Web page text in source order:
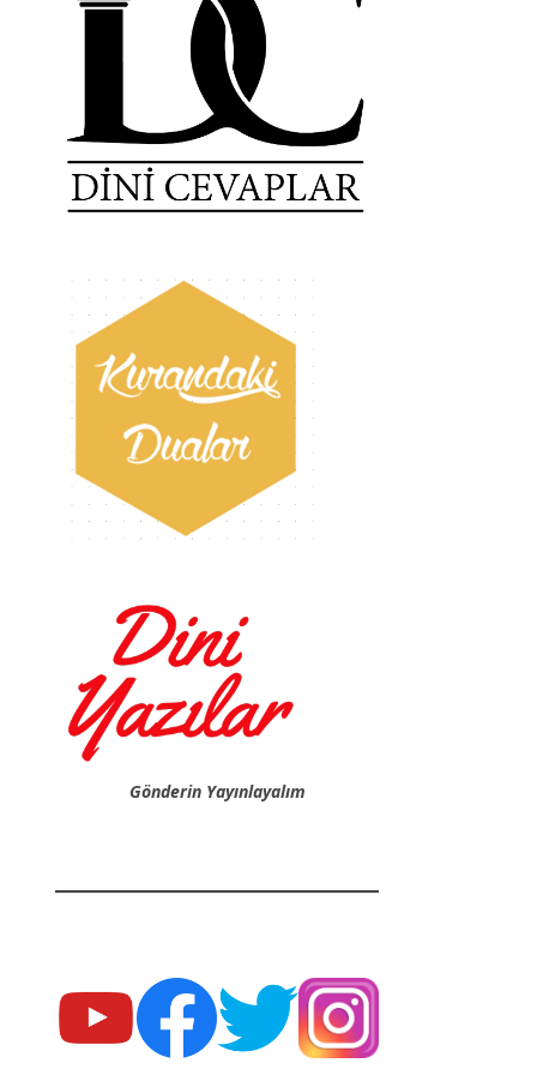
Gönderin Yayınlayalım